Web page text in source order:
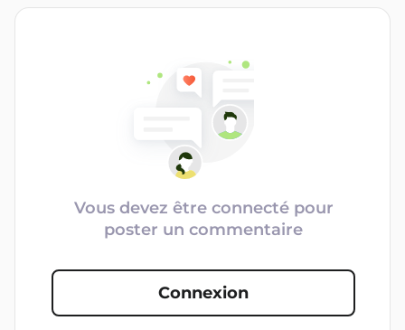
Vous devez être connecté pour
poster un commentaire
Connexion